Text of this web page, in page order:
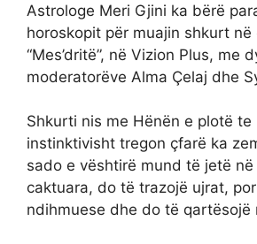
Astrologe Meri Gjini ka bërë
horoskopit për muajin shkurt në
“Mes’dritë”, në Vizion Plus, me
moderatorëve Alma Çelaj dhe
Shkurti nis me Hënën e plotë te
instinktivisht tregon çfarë ka
sado e vështirë mund të jetë
caktuara, do të trazojë ujrat,
ndihmuese dhe do të qartësojë